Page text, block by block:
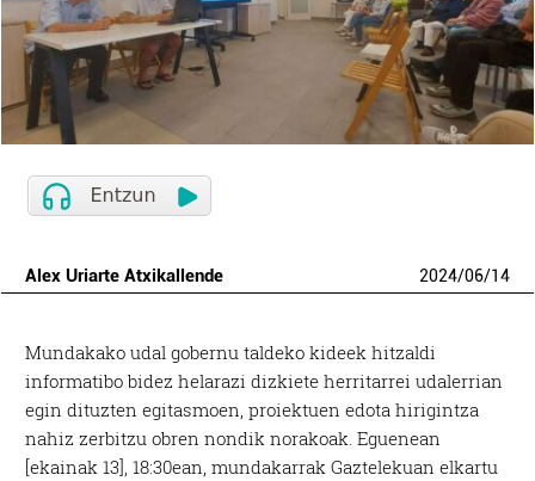
Alex Uriarte Atxikallende 2024/06/14
Mundakako udal gobernu taldeko kideek hitzaldi
informatibo bidez helarazi dizkiete herritarrei udalerrian
egin dituzten egitasmoen, proiektuen edota hirigintza
nahiz zerbitzu obren nondik norakoak. Eguenean
[ekainak 13], 18:30ean, mundakarrak Gaztelekuan elkartu